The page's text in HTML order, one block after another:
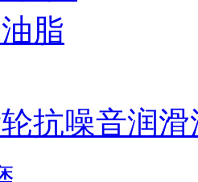
抗噪音润滑